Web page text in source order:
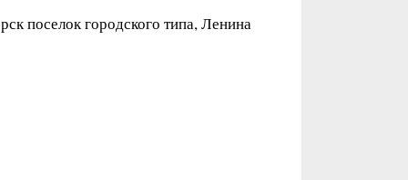
поселок городского типа, Ленина